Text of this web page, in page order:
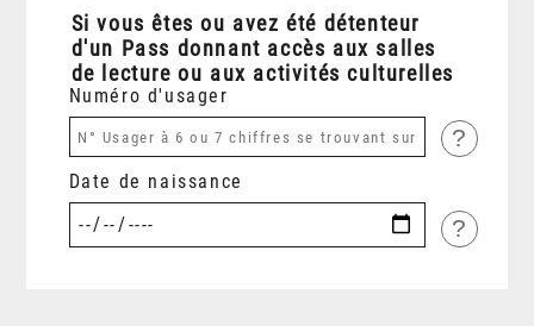
Si vous êtes ou avez été détenteur
d'un Pass donnant accès aux salles
de lecture ou aux activités culturelles
Numéro d'usager
?
Date de naissance
?